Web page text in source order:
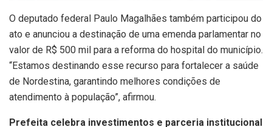
O deputado federal Paulo Magalhães também participou do
ato e anunciou a destinação de uma emenda parlamentar no
valor de R$ 500 mil para a reforma do hospital do município.
“Estamos destinando esse recurso para fortalecer a saúde
de Nordestina, garantindo melhores condições de
atendimento à população”, afirmou.
Prefeita celebra investimentos e parceria institucional